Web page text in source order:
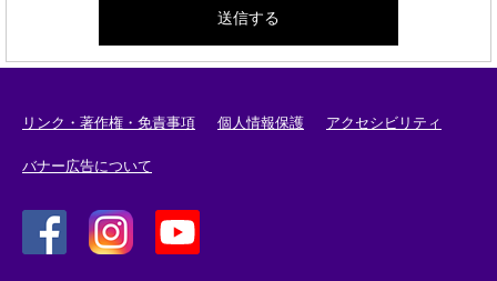
リンク・著作権・免責事項 個人情報保護 アクセシビリティ
バナー広告について